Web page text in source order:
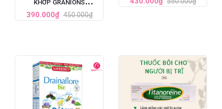
KHỚP GRANIONS
CHONDROSTEO
ARTICULATIONS CỦA
390.000₫ 450.000₫
60 VIÊN